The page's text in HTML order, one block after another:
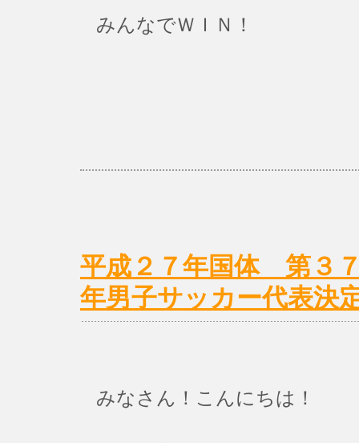
みんなでＷＩＮ！
平成２７年国体 第３
年男子サッカー代表決
みなさん！こんにちは！